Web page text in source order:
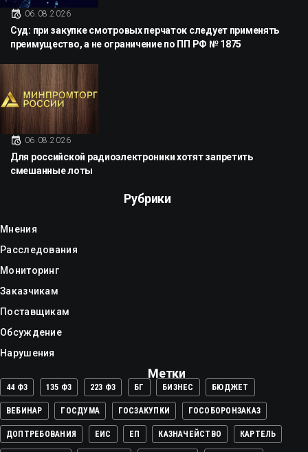
06.08.2026
Суд: при закупке смотровых перчаток следует применять
преимущество, а не ограничение по ПП РФ № 1875
06.08.2026
Для российской радиоэлектроники хотят запретить
смешанные лоты
Рубрики
Мнения
Расследования
Мониторинг
Заказчикам
Поставщикам
Обсуждение
Нарушения
Метки
44 ФЗ 135 ФЗ 223 ФЗ БГ БИЗНЕС БЮДЖЕТ
ВЕБИНАР ГОСДУМА ГОСЗАКУПКИ ГОСОБОРОНЗАКАЗ
ДОПТРЕБОВАНИЯ ЕИС ЕП КАЗНАЧЕЙСТВО КАРТЕЛЬ